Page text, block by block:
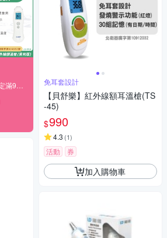
免耳套設計
【貝舒樂】紅外線額耳溫槍(TS
-45)
$990
4.3 (1)
活動 券
加入購物車